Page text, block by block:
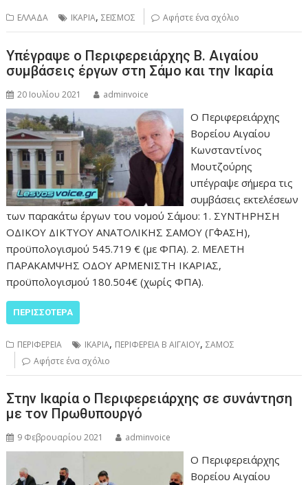
ΕΛΛΑΔΑ ΙΚΑΡΙΑ,ΣΕΙΣΜΟΣ Αφήστε ένα σχόλιο
Υπέγραψε ο Περιφερειάρχης Β. Αιγαίου
συμβάσεις έργων στη Σάμο και την Ικαρία
20 Ιουλίου 2021 adminvoice
Ο Περιφερειάρχης
Βορείου Αιγαίου
Κωνσταντίνος
Μουτζούρης
υπέγραψε σήμερα τις
συμβάσεις εκτελέσεων
των παρακάτω έργων του νομού Σάμου: 1. ΣΥΝΤΗΡΗΣΗ
ΟΔΙΚΟΥ ΔΙΚΤΥΟΥ ΑΝΑΤΟΛΙΚΗΣ ΣΑΜΟΥ (Γ΄ΦΑΣΗ),
προϋπολογισμού 545.719 € (με ΦΠΑ). 2. ΜΕΛΕΤΗ
ΠΑΡΑΚΑΜΨΗΣ ΟΔΟΥ ΑΡΜΕΝΙΣΤΗ ΙΚΑΡΙΑΣ,
προϋπολογισμού 180.504€ (χωρίς ΦΠΑ).
ΠΕΡΙΣΣΌΤΕΡΑ
ΠΕΡΙΦΕΡΕΙΑ ΙΚΑΡΙΑ, ΠΕΡΙΦΕΡΕΙΑ Β ΑΙΓΑΙΟΥ,ΣΑΜΟΣ
Αφήστε ένα σχόλιο
Στην Ικαρία ο Περιφερειάρχης σε συνάντηση
με τον Πρωθυπουργό
9 Φεβρουαρίου 2021 adminvoice
Ο Περιφερειάρχης
Βορείου Αιγαίου